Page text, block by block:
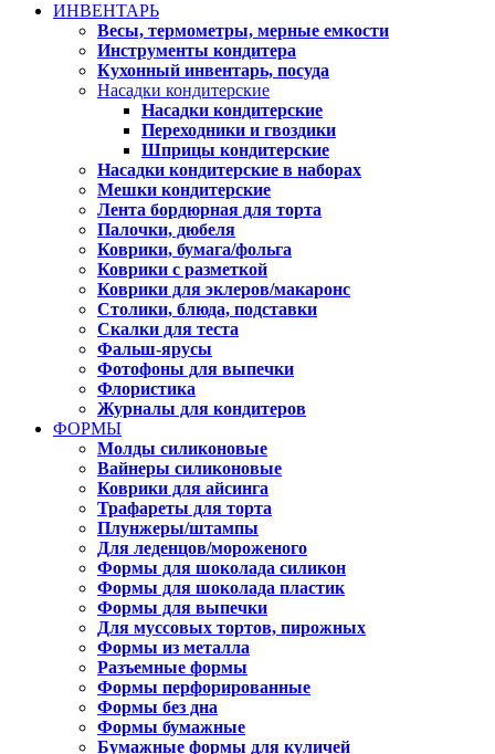
ИНВЕНТАРЬ
Весы, термометры, мерные емкости
Инструменты кондитера
Кухонный инвентарь, посуда
Насадки кондитерские
Насадки кондитерские
Переходники и гвоздики
Шприцы кондитерские
Насадки кондитерские в наборах
Мешки кондитерские
Лента бордюрная для торта
Палочки, дюбеля
Коврики, бумага/фольга
Коврики с разметкой
Коврики для эклеров/макаронс
Столики, блюда, подставки
Скалки для теста
Фальш-ярусы
Фотофоны для выпечки
Флористика
Журналы для кондитеров
ФОРМЫ
Молды силиконовые
Вайнеры силиконовые
Коврики для айсинга
Трафареты для торта
Плунжеры/штампы
Для леденцов/мороженого
Формы для шоколада силикон
Формы для шоколада пластик
Формы для выпечки
Для муссовых тортов, пирожных
Формы из металла
Разъемные формы
Формы перфорированные
Формы без дна
Формы бумажные
Бумажные формы для куличей